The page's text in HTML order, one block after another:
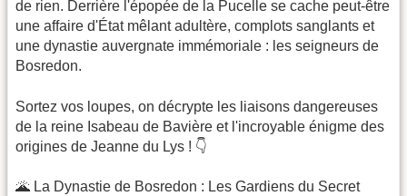
de rien. Derrière l'épopée de la Pucelle se cache peut-être
une affaire d'État mêlant adultère, complots sanglants et
une dynastie auvergnate immémoriale : les seigneurs de
Bosredon.
​Sortez vos loupes, on décrypte les liaisons dangereuses
de la reine Isabeau de Bavière et l'incroyable énigme des
origines de Jeanne du Lys ! 👇
​🌋 La Dynastie de Bosredon : Les Gardiens du Secret